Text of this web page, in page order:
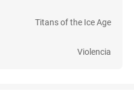
Titans of the Ice Age
Violencia